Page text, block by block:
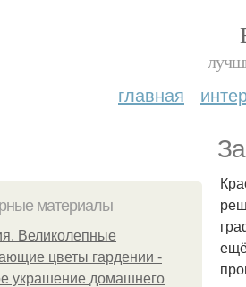
главная
материалы
Великолепные
цветы гардении -
украшение домашнего